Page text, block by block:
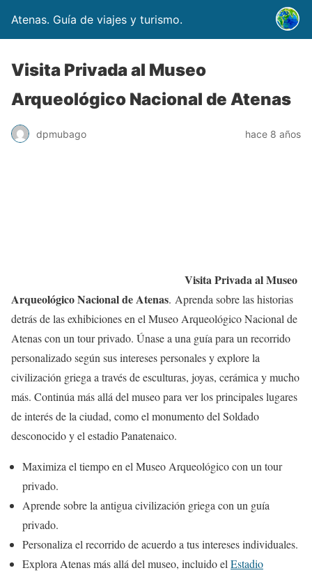
Atenas. Guía de viajes y turismo.
Visita Privada al Museo
Arqueológico Nacional de Atenas
dpmubago hace 8 años
Visita Privada al Museo
Arqueológico Nacional de Atenas. Aprenda sobre las historias
detrás de las exhibiciones en el Museo Arqueológico Nacional de
Atenas con un tour privado. Únase a una guía para un recorrido
personalizado según sus intereses personales y explore la
civilización griega a través de esculturas, joyas, cerámica y mucho
más. Continúa más allá del museo para ver los principales lugares
de interés de la ciudad, como el monumento del Soldado
desconocido y el estadio Panatenaico.
Maximiza el tiempo en el Museo Arqueológico con un tour
privado.
Aprende sobre la antigua civilización griega con un guía
privado.
Personaliza el recorrido de acuerdo a tus intereses individuales.
Explora Atenas más allá del museo, incluido el Estadio